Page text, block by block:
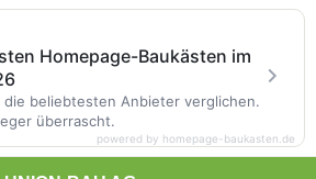
Homepage-Baukästen im
die beliebtesten Anbieter verglichen.
überrascht.
powered by homepage-baukasten.de